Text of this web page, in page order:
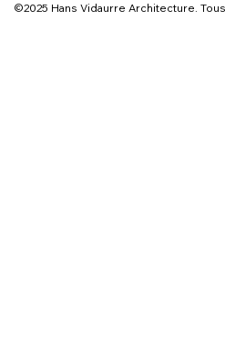
©2025 Hans Vidaurre Architecture.